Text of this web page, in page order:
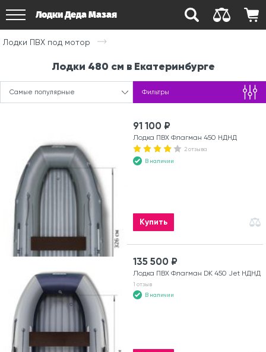
Лодки Деда Мазая
Лодки ПВХ под мотор
Лодки 480 см в Екатеринбурге
Самые популярные Фильтры
91 100 ₽
Лодка ПВХ Флагман 450 НДНД
2 отзыва
В наличии
Купить
135 500 ₽
Лодка ПВХ Флагман DK 450 Jet НДНД
1 отзыв
В наличии